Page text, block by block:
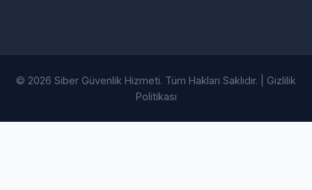
© 2026 Siber Güvenlik Hizmeti. Tüm Hakları Saklıdır. | Gizlilik
Politikası